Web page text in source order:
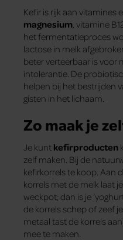
Kefir is rijk aan vitamines
magnesium, vitamine
het fermentatieproces
lactose in melk
beter verteerbaar is voor
intolerantie. De
helpen bij het bestrijden
gisten in het lichaam.
Zo maak je
Je kunt kefirproducten
zelf maken. Bij de
kefirkorrels te koop. Aan
korrels met de melk laat
weckpot; dan is je
de korrels schep of zeef
metaal tast de korrels
mee te maken.